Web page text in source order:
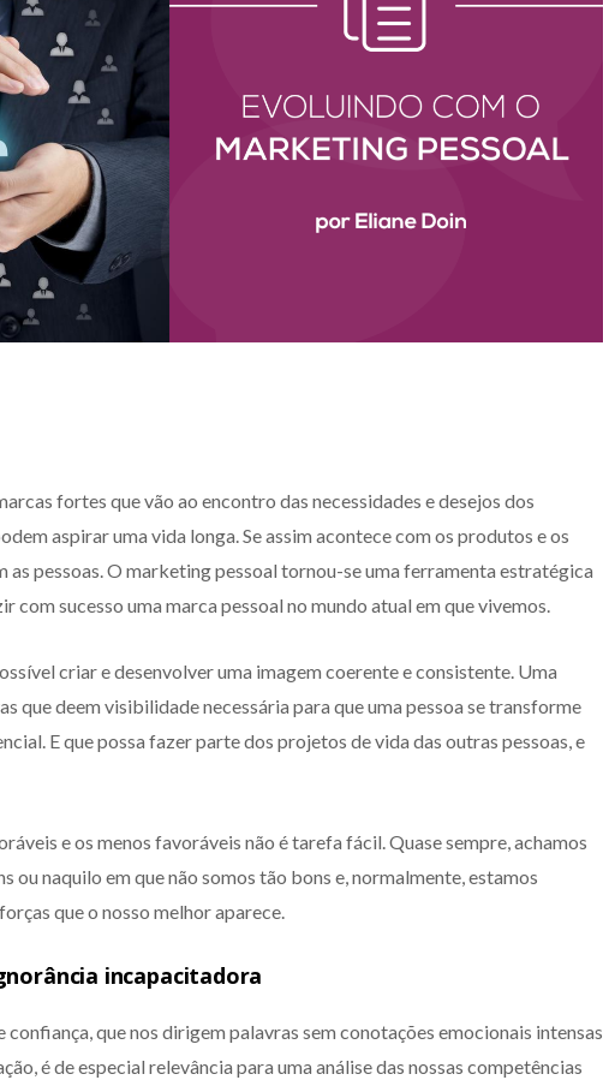
fortes que vão ao encontro das necessidades e desejos dos
aspirar uma vida longa. Se assim acontece com os produtos e os
as pessoas. O marketing pessoal tornou-se uma ferramenta estratégica
com sucesso uma marca pessoal no mundo atual em que vivemos.
criar e desenvolver uma imagem coerente e consistente. Uma
que deem visibilidade necessária para que uma pessoa se transforme
E que possa fazer parte dos projetos de vida das outras pessoas, e
e os menos favoráveis não é tarefa fácil. Quase sempre, achamos
ou naquilo em que não somos tão bons e, normalmente, estamos
que o nosso melhor aparece.
incapacitadora
que nos dirigem palavras sem conotações emocionais intensas
é de especial relevância para uma análise das nossas competências